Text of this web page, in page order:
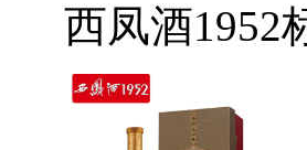
西凤酒1952